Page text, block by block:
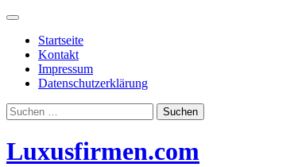
Skip
contentStartseite
Kontakt
Impressum
Datenschutzerklärung
Suchen
nach:
Luxusfirmen.com